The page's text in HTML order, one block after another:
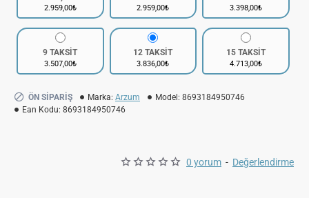
0 yorum - Değerlendirme
2.959,00₺ 2.959,00₺ 3.398,00₺
9 TAKSİT
3.507,00₺
12 TAKSİT
3.836,00₺
15 TAKSİT
4.713,00₺
ÖN SIPARIŞ Marka: Arzum Model: 8693184950746
Ean Kodu: 8693184950746